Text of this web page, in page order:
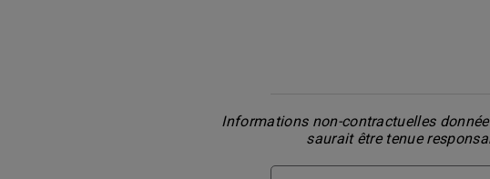
Informations non-contractuelles
saurait être tenue